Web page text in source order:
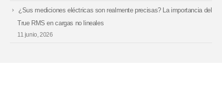
¿Sus mediciones eléctricas son realmente precisas? La importancia del
True RMS en cargas no lineales
11 junio, 2026